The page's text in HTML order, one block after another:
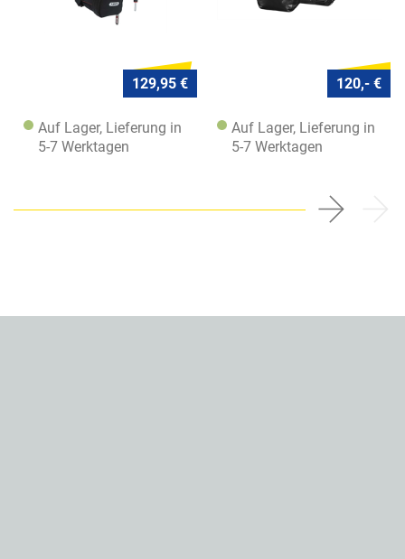
129,95 €
Auf Lager, Lieferung in
5-7 Werktagen
120,- €
Auf Lager, Lieferung in
5-7 Werktagen